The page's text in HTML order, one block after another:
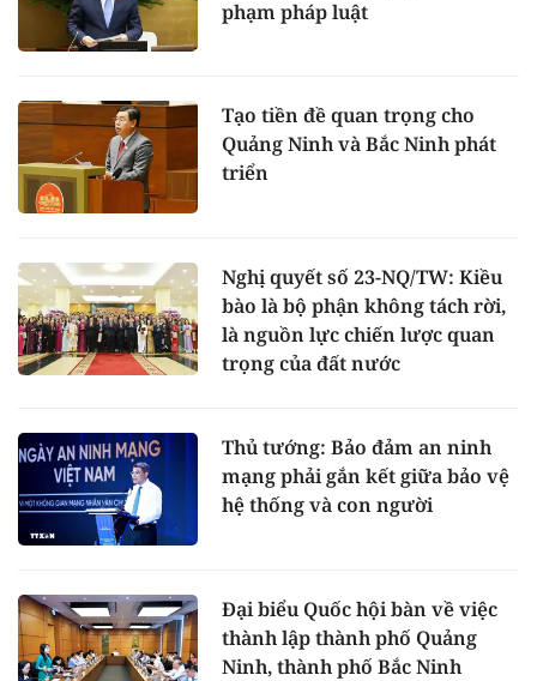
phạm pháp luật
Tạo tiền đề quan trọng cho
Quảng Ninh và Bắc Ninh phát
triển
Nghị quyết số 23-NQ/TW: Kiều
bào là bộ phận không tách rời,
là nguồn lực chiến lược quan
trọng của đất nước
Thủ tướng: Bảo đảm an ninh
mạng phải gắn kết giữa bảo vệ
hệ thống và con người
Đại biểu Quốc hội bàn về việc
thành lập thành phố Quảng
Ninh, thành phố Bắc Ninh